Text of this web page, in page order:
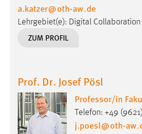
a.katzer@oth-aw.de
Lehrgebiet(e): Digital
ZUM PROFIL
Prof. Dr. Josef Pösl
Professor/in
Telefon: +49
j.poesl@oth-aw.
Name: site-language-
Zweck:
Das Cookie
Chat
Name:
MibewSessionID,
mibew_locale,
5e9dbeb1811c0446